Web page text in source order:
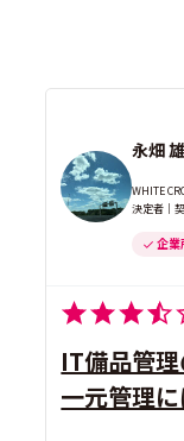
永畑
WHITE
決定者｜
企業
IT備品管
一元管理に